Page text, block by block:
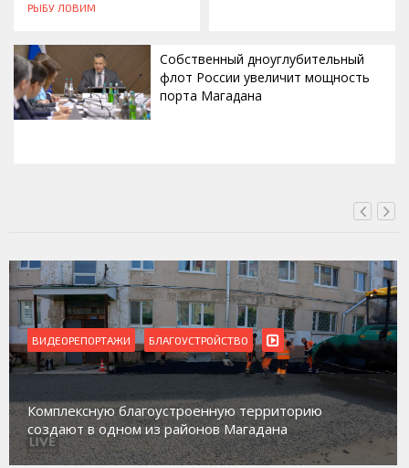
РЫБУ ЛОВИМ
Собственный дноуглубительный
флот России увеличит мощность
порта Магадана
ВИДЕОРЕПОРТАЖИ
Магадан присоединился к пилотному проекту по
работе с несовершеннолетними из групп
социального риска «Переправа»